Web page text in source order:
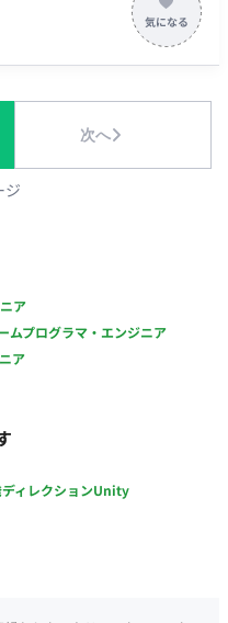
計・実装 ・アイドル育成
ート稼働：一部リモート
次へ
ジ
ア
ムプログラマ・エンジニア
ア
ィレクションUnity